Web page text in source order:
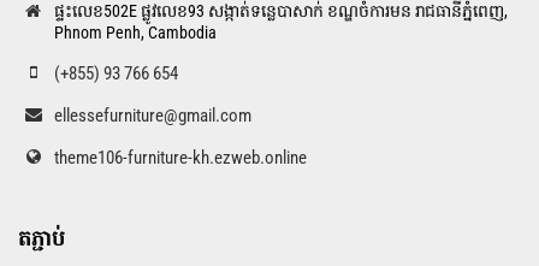
ផ្ទះលេខ502E ផ្លូវលេខ93 សង្កាត់ទន្លេបាសាក់ ខណ្ឌចំការមន រាជធានីភ្នំពេញ,
Phnom Penh, Cambodia
(+855) 93 766 654
ellessefurniture@gmail.com
theme106-furniture-kh.ezweb.online
តភ្ជាប់